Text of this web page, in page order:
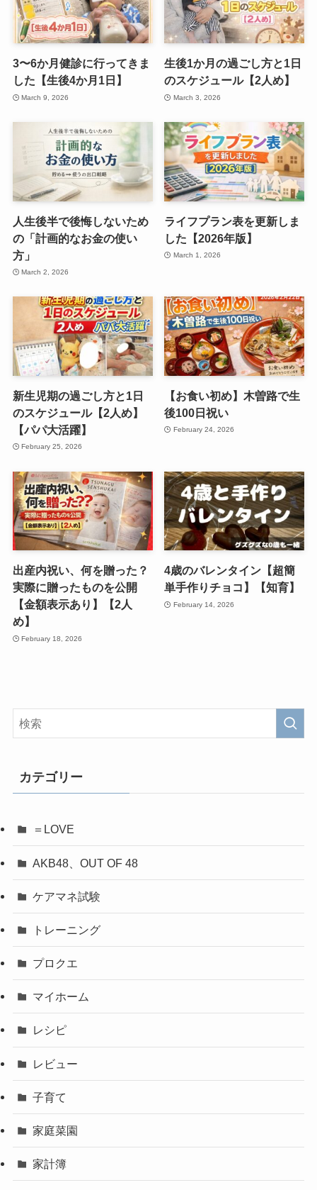
3〜6か月健診に行ってきま
した【生後4か月1日】
March 9, 2026
生後1か月の過ごし方と1日
のスケジュール【2人め】
March 3, 2026
人生後半で後悔しないため
の「計画的なお金の使い
方」
March 2, 2026
ライフプラン表を更新しま
した【2026年版】
March 1, 2026
新生児期の過ごし方と1日
のスケジュール【2人め】
【パパ大活躍】
February 25, 2026
【お食い初め】木曽路で生
後100日祝い
February 24, 2026
出産内祝い、何を贈った？
実際に贈ったものを公開
【金額表示あり】【2人
め】
February 18, 2026
4歳のバレンタイン【超簡
単手作りチョコ】【知育】
February 14, 2026
カテゴリー
＝LOVE
AKB48、OUT OF 48
ケアマネ試験
トレーニング
プロクエ
マイホーム
レシピ
レビュー
子育て
家庭菜園
家計簿